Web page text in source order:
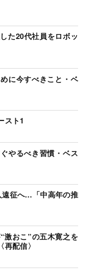
た20代社員をロボッ
に今すべきこと・ベ
スト1
やるべき習慣・ベス
征へ…「中高年の推
激おこ”の五木寛之を
配信〉